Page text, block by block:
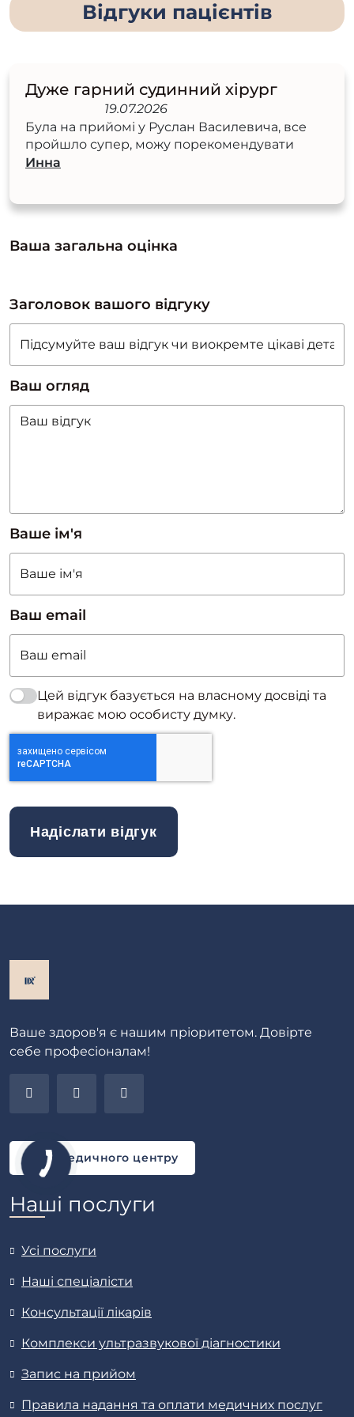
Відгуки пацієнтів
Дуже гарний судинний хірург
19.07.2026
Була на прийомі у Руслан Василевича, все
пройшло супер, можу порекомендувати
Инна
Ваша загальна оцінка
Заголовок вашого відгуку
Ваш огляд
Ваше ім'я
Ваш email
Цей відгук базується на власному досвіді та
виражає мою особисту думку.
Надіслати відгук
Ваше здоров'я є нашим пріоритетом. Довірте
себе професіоналам!
Блог медичного центру
Наші послуги
Усі послуги
Наші спеціалісти
Консультації лікарів
Комплекси ультразвукової діагностики
Запис на прийом
Правила надання та оплати медичних послуг